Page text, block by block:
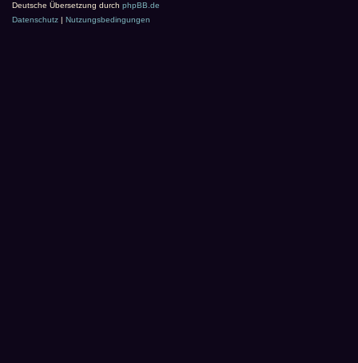
Deutsche Übersetzung durch phpBB.de
Datenschutz | Nutzungsbedingungen